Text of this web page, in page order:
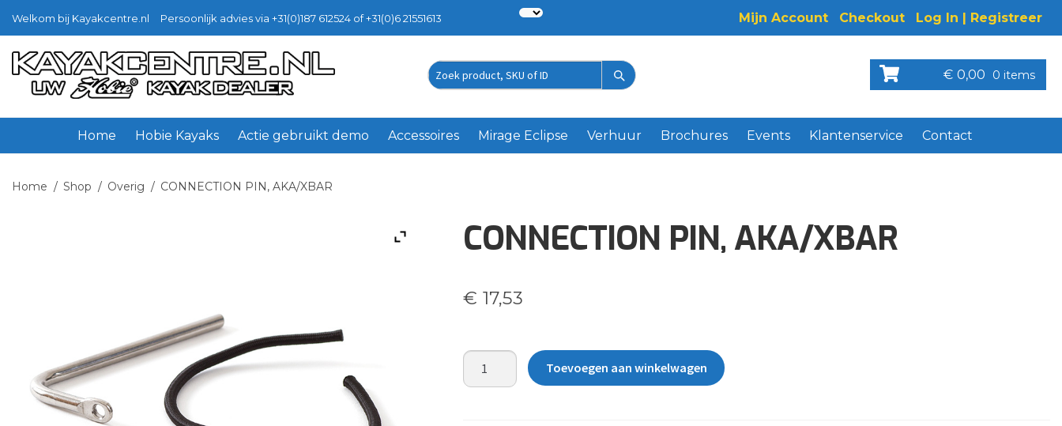
Welkom bij Kayakcentre.nl Persoonlijk advies via +31(0)187 612524 of +31(0)6 21551613 Mijn Account Checkout Log In | Registreer
Ga
door
naar
navigatie
Ga
naar
inhoud
Zoek
€ 0,00 0 items
Home Hobie Kayaks Actie gebruikt demo Accessoires Mirage Eclipse Verhuur Brochures Events Klantenservice Contact
Home / Shop / Overig / CONNECTION PIN, AKA/XBAR
CONNECTION PIN, AKA/XBAR
€ 17,53
CONNECTION
PIN,
Toevoegen aan winkelwagen